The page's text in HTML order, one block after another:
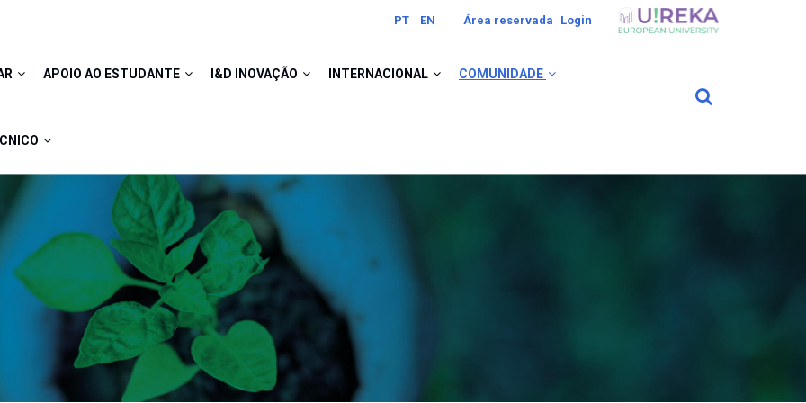
PT EN Área reservada Login Image
APOIO AO ESTUDANTE I&D INOVAÇÃO INTERNACIONAL COMUNIDADE